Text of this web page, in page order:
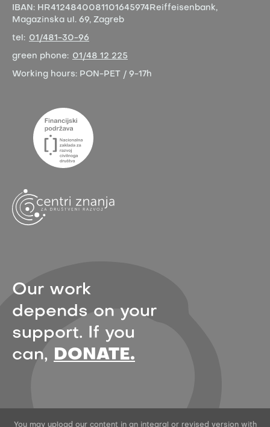
IBAN: HR4124840081101645974 Reiffeisenbank,
Magazinska ul. 69, Zagreb
tel: 01/481-30-96
green phone: 01/48 12 225
Working hours: PON-PET / 9-17h
Our work
depends on your
support. If you
can, DONATE.
You may upload our content in an integral or revised version with